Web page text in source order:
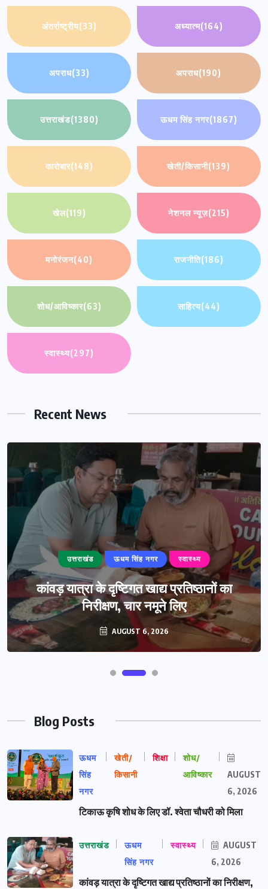
अंतर्राष्ट्रीय(33) अध्यात्म(164)
अपराध(33) अपराध(190)
उत्तराखंड(1380) ऊधम सिंह नगर(1867)
कारोबार(148) खेती/किसानी(139)
खेल(119) नेशनल न्यूज़(215)
मनोरंजन(40) राजनीति(186)
शोध/आविष्कार(63) साहित्य(44)
स्वास्थ्य(297)
Recent News
उत्तराखंड ऊधम सिंह नगर स्वास्थ्य
कांवड़ यात्रा के दृष्टिगत खाद्य प्रतिष्ठानों का
निरीक्षण, चार नमूने लिए
AUGUST 6, 2026
Blog Posts
ऊधम
सिंह
नगर
खेती/
किसानी
शिक्षा
शोध/
आविष्कार
AUGUST
6, 2026
टिकाऊ कृषि शोध के लिए डॉ. श्वेता चौधरी को मिला
उत्तराखंड
ऊधम
सिंह नगर
स्वास्थ्य
AUGUST
6, 2026
कांवड़ यात्रा के दृष्टिगत खाद्य प्रतिष्ठानों का निरीक्षण,